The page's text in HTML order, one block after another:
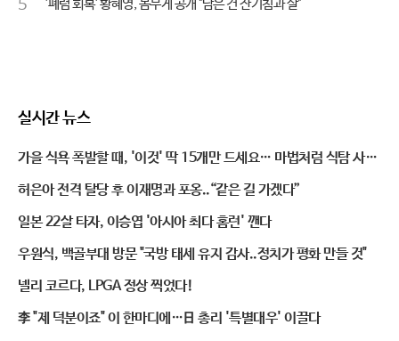
5 '폐렴 회복' 황혜영, 몸무게 공개 "남은 건 잔기침과 살"
실시간 뉴스
가을 식욕 폭발할 때, '이것' 딱 15개만 드세요… 마법처럼 식탐 사라
진다
허은아 전격 탈당 후 이재명과 포옹..“같은 길 가겠다”
일본 22살 타자, 이승엽 '아시아 최다 홈런' 깬다
우원식, 백골부대 방문 "국방 태세 유지 감사..정치가 평화 만들 것"
넬리 코르다, LPGA 정상 찍었다!
李 "제 덕분이죠" 이 한마디에…日 총리 '특별대우' 이끌다